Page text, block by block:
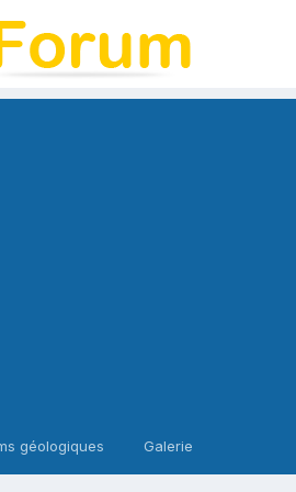
géologiques Galerie